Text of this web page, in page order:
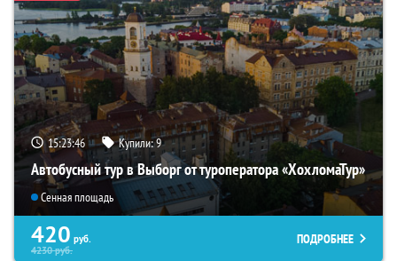
15:23:44 Купили:9
Автобусный тур в Выборг от туроператора «ХохломаТур»
Сенная площадь
420 руб.
4230руб.
ПОДРОБНЕЕ